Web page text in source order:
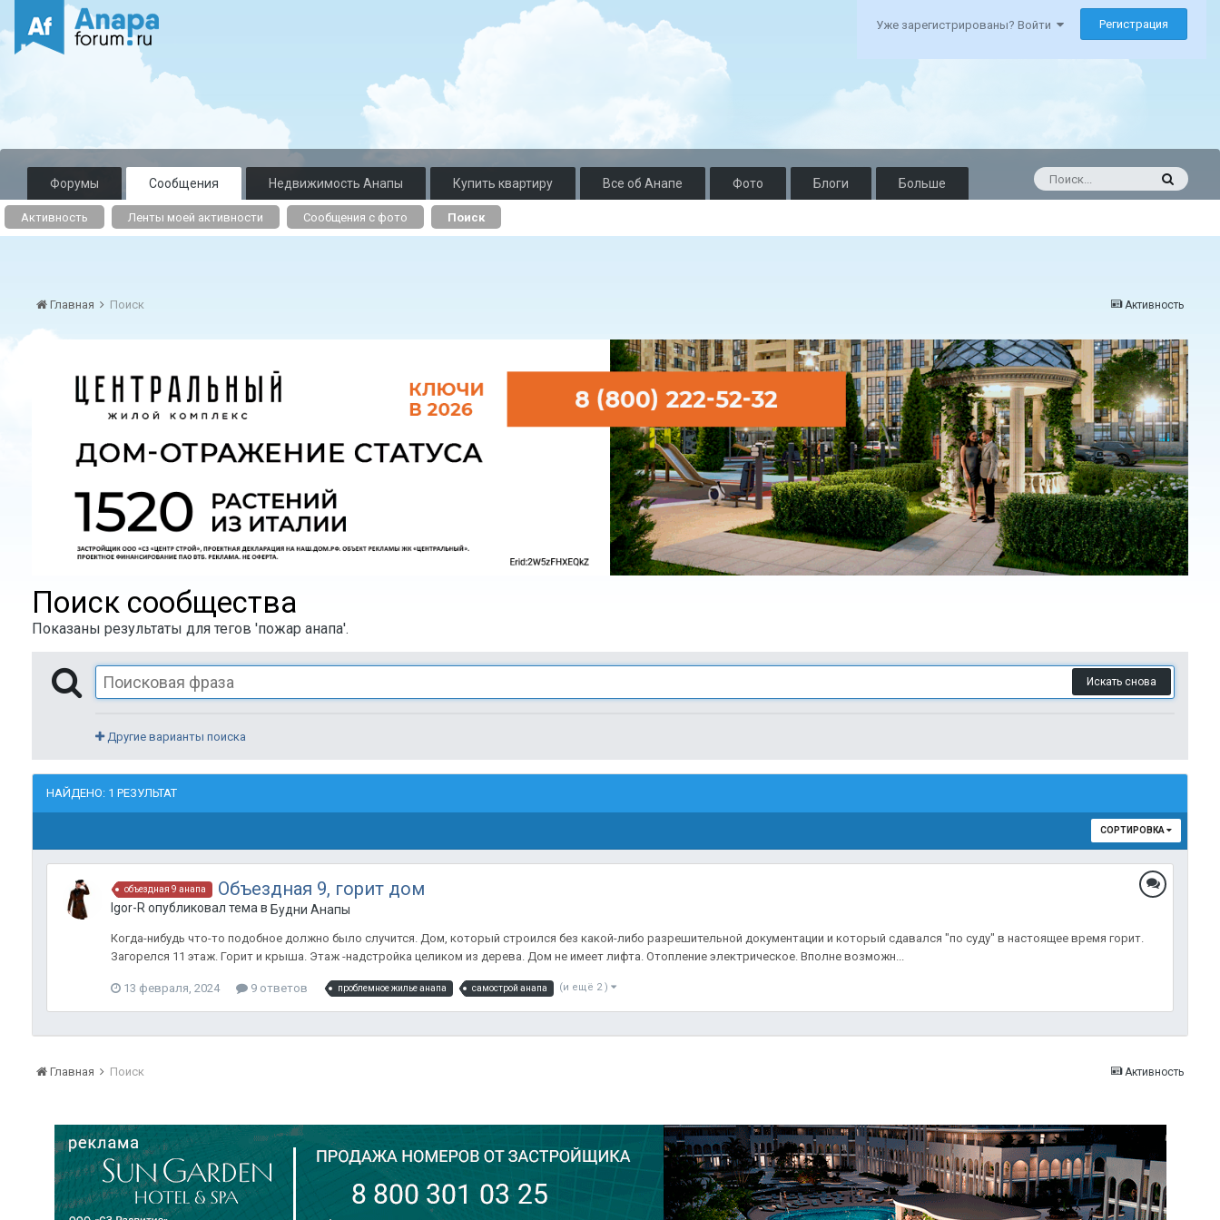
Уже зарегистрированы? Войти Регистрация
Форумы Сообщения
Активность Ленты моей активности Сообщения с фото Поиск
Недвижимость Анапы Купить квартиру Все об Анапе Фото Блоги Больше
Активность
Главная Поиск
Поиск сообщества
Показаны результаты для тегов 'пожар анапа'.
Искать снова
Другие варианты поиска
НАЙДЕНО: 1 РЕЗУЛЬТАТ
СОРТИРОВКА
объездная 9 анапа Объездная 9, горит дом
Igor-R опубликовал тема в Будни Анапы
Когда-нибудь что-то подобное должно было случится. Дом, который строился без какой-либо разрешительной документации и который сдавался "по суду" в настоящее время горит.
Загорелся 11 этаж. Горит и крыша. Этаж -надстройка целиком из дерева. Дом не имеет лифта. Отопление электрическое. Вполне возможн...
13 февраля, 2024 9 ответов проблемное жилье анапа самострой анапа (и ещё 2 )
Активность
Главная Поиск